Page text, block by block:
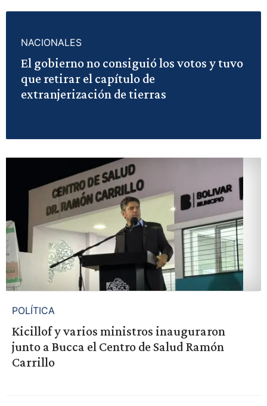
NACIONALES
El gobierno no consiguió los votos y tuvo
que retirar el capítulo de
extranjerización de tierras
POLÍTICA
Kicillof y varios ministros inauguraron
junto a Bucca el Centro de Salud Ramón
Carrillo